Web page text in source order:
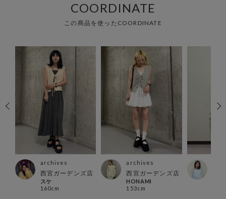
COORDINATE
この商品を使ったCOORDINATE
archives
西宮ガーデンズ店
スケ
160cm
archives
西宮ガーデンズ店
HONAMI
153cm